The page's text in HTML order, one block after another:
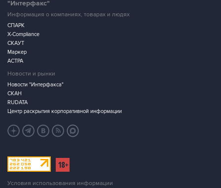
"Интерфакс"
Информация о компаниях, товарах и людях
СПАРК
X-Compliance
СКАУТ
Маркер
АСТРА
Новости и рынки
Новости "Интерфакса"
СКАН
RUDATA
Центр раскрытия корпоративной информации
Условия использования информации